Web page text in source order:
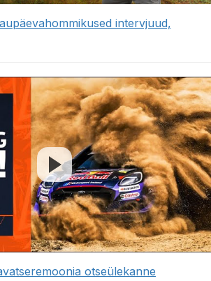
intervjuud,
otseülekanne